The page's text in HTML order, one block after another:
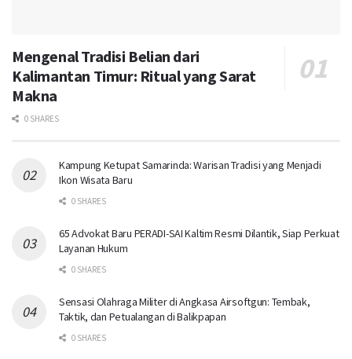
Mengenal Tradisi Belian dari
Kalimantan Timur: Ritual yang Sarat
Makna
0 SHARES
Kampung Ketupat Samarinda: Warisan Tradisi yang Menjadi
Ikon Wisata Baru
0 SHARES
65 Advokat Baru PERADI-SAI Kaltim Resmi Dilantik, Siap Perkuat
Layanan Hukum
0 SHARES
Sensasi Olahraga Militer di Angkasa Airsoftgun: Tembak,
Taktik, dan Petualangan di Balikpapan
0 SHARES